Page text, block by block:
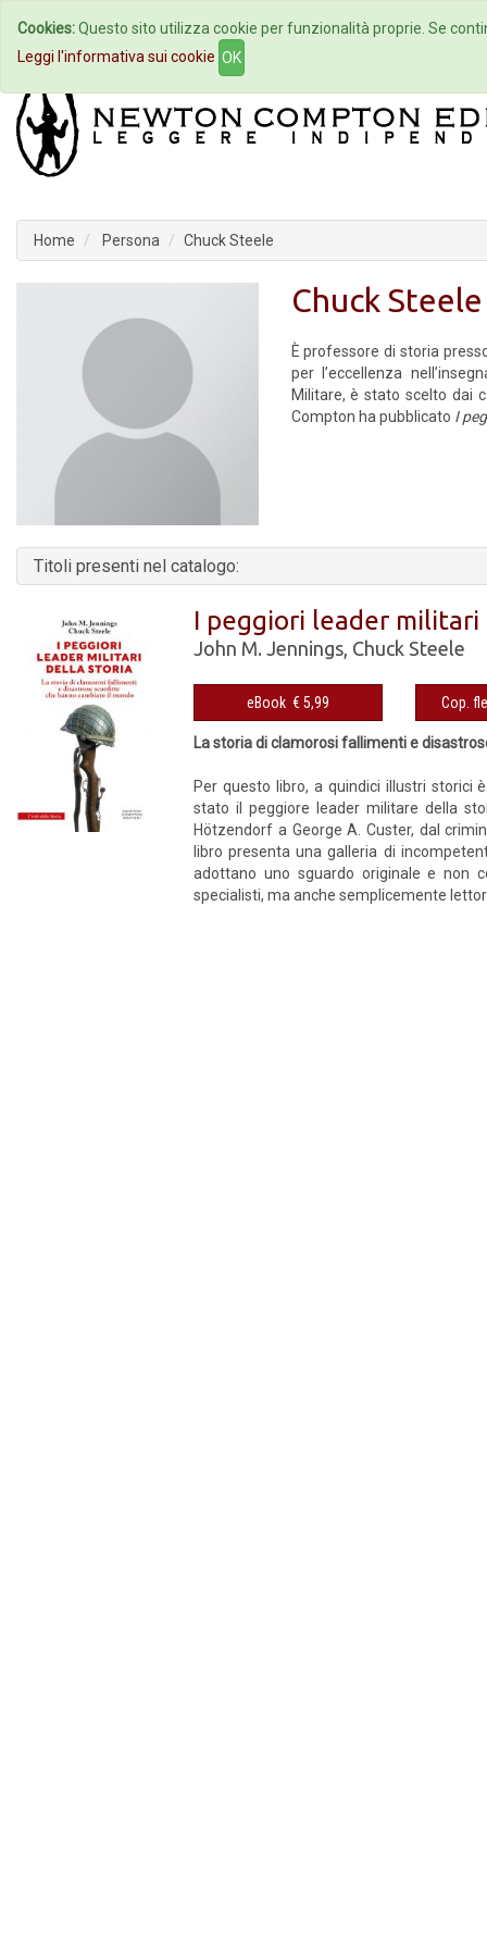
Home Autori Eventi
Home Persona Chuck Steele
Chuck Steele
È professore di storia
per l’eccellenza
Militare, è stato scelto dai
Compton ha pubblicato I
Titoli presenti nel catalogo:
I peggiori leader
John M. Jennings Chuck Steele
eBook € 5,99
La storia di clamorosi fallimenti e
Per questo libro, a quindici illustri storici
stato il peggiore leader militare della
Hötzendorf a George A. Custer, dal
libro presenta una galleria di
adottano uno sguardo originale e non
specialisti, ma anche semplicemente
Cookies:Questo sito utilizza cookie per funzionalità proprie. Se
Leggi l'informativa sui cookie OK